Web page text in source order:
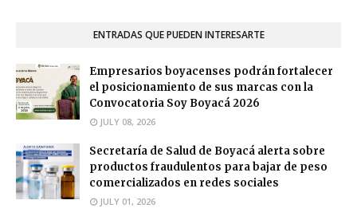
ENTRADAS QUE PUEDEN INTERESARTE
Empresarios boyacenses podrán fortalecer
el posicionamiento de sus marcas con la
Convocatoria Soy Boyacá 2026
JULY 08, 2026
Secretaría de Salud de Boyacá alerta sobre
productos fraudulentos para bajar de peso
comercializados en redes sociales
JULY 01, 2026